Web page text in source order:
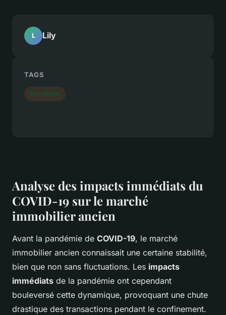
Analyse des impacts immédiats du
COVID-19 sur le marché
immobilier ancien
Avant la pandémie de COVID-19, le marché
immobilier ancien connaissait une certaine stabilité,
bien que non sans fluctuations. Les impacts
immédiats de la pandémie ont cependant
bouleversé cette dynamique, provoquant une chute
drastique des transactions pendant le confinement.
L Lily
TAGS
Immobilier